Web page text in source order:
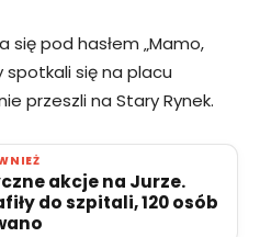
się pod hasłem „Mamo,
spotkali się na placu
przeszli na Stary Rynek.
akcje na Jurze.
do szpitali, 120 osób